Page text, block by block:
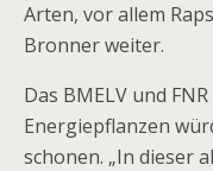
Arten, vor allem
Bronner weiter.
Das BMELV und
Energiepflanzen
schonen. „In dieser